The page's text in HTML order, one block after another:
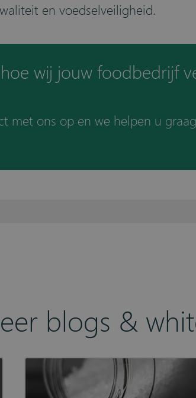
en voedselveiligheid.
wij jouw foodbedrijf
met ons op en we helpen u
blogs &